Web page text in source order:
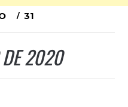
31
DE 2020